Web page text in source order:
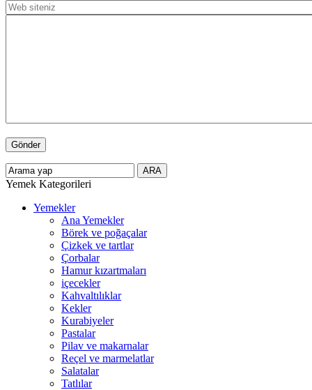
Yemek Kategorileri
Yemekler
Ana Yemekler
Börek ve poğaçalar
Çizkek ve tartlar
Çorbalar
Hamur kızartmaları
içecekler
Kahvaltılıklar
Kekler
Kurabiyeler
Pastalar
Pilav ve makarnalar
Reçel ve marmelatlar
Salatalar
Tatlılar